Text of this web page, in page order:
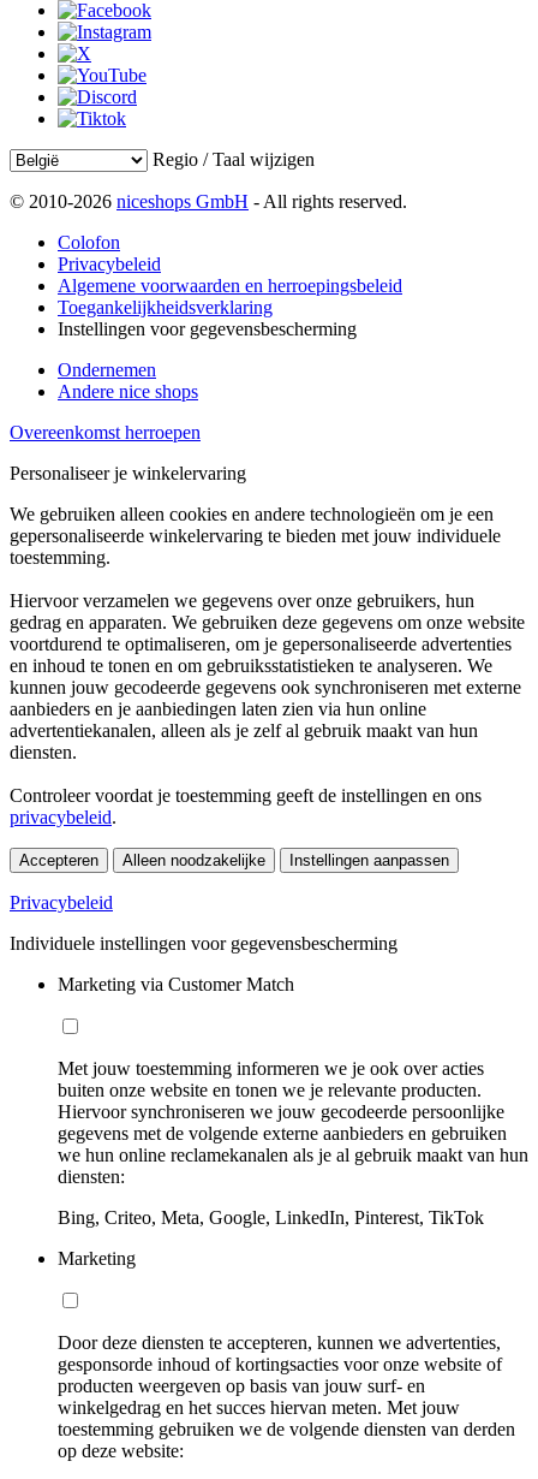
Regio / Taal wijzigen
© 2010-2026 niceshops GmbH - All rights reserved.
Colofon
Privacybeleid
Algemene voorwaarden en herroepingsbeleid
Toegankelijkheidsverklaring
Instellingen voor gegevensbescherming
Ondernemen
Andere nice shops
Overeenkomst herroepen
Personaliseer je winkelervaring
We gebruiken alleen cookies en andere technologieën om je een
gepersonaliseerde winkelervaring te bieden met jouw individuele
toestemming.
Hiervoor verzamelen we gegevens over onze gebruikers, hun
gedrag en apparaten. We gebruiken deze gegevens om onze website
voortdurend te optimaliseren, om je gepersonaliseerde advertenties
en inhoud te tonen en om gebruiksstatistieken te analyseren. We
kunnen jouw gecodeerde gegevens ook synchroniseren met externe
aanbieders en je aanbiedingen laten zien via hun online
advertentiekanalen, alleen als je zelf al gebruik maakt van hun
diensten.
Controleer voordat je toestemming geeft de instellingen en ons
privacybeleid.
Accepteren Alleen noodzakelijke Instellingen aanpassen
Privacybeleid
Individuele instellingen voor gegevensbescherming
Marketing via Customer Match
Met jouw toestemming informeren we je ook over acties
buiten onze website en tonen we je relevante producten.
Hiervoor synchroniseren we jouw gecodeerde persoonlijke
gegevens met de volgende externe aanbieders en gebruiken
we hun online reclamekanalen als je al gebruik maakt van hun
diensten:
Bing, Criteo, Meta, Google, LinkedIn, Pinterest, TikTok
Marketing
Door deze diensten te accepteren, kunnen we advertenties,
gesponsorde inhoud of kortingsacties voor onze website of
producten weergeven op basis van jouw surf- en
winkelgedrag en het succes hiervan meten. Met jouw
toestemming gebruiken we de volgende diensten van derden
op deze website: